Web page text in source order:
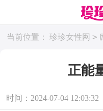
当前位置： 珍珍女性网 >
正能
时间：2024-07-04 12:03:32